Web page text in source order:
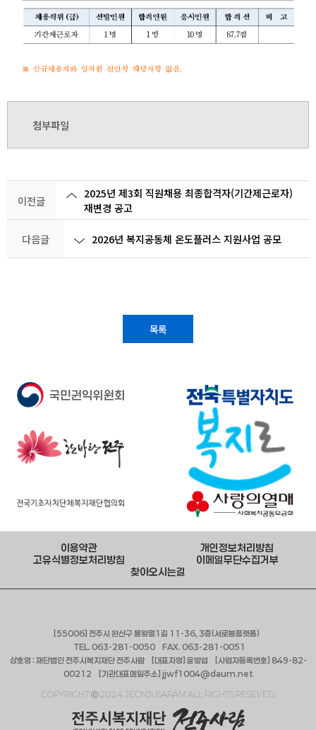
첨부파일
이전글
2025년 제3회 직원채용 최종합격자(기간제근로자)
재변경 공고
다음글 2026년 복지공동체 온도플러스 지원사업 공모
목록
이용약관
개인정보처리방침
고유식별정보처리방침
이메일무단수집거부
찾아오시는길
[55006] 전주시 완산구 물왕멀1길 11-36, 3층(서로봄플랫폼)
TEL. 063-281-0050 FAX. 063-281-0051
상호명 : 재단법인 전주시복지재단 전주사람 [대표자명] 윤방섭 [사업자등록번호] 849-82-
00212 [기관대표메일주소] jjwf1004@daum.net
COPYRIGHT ⓒ 2024. JEONJUSARAM ALL RIGHTS RESEVED.